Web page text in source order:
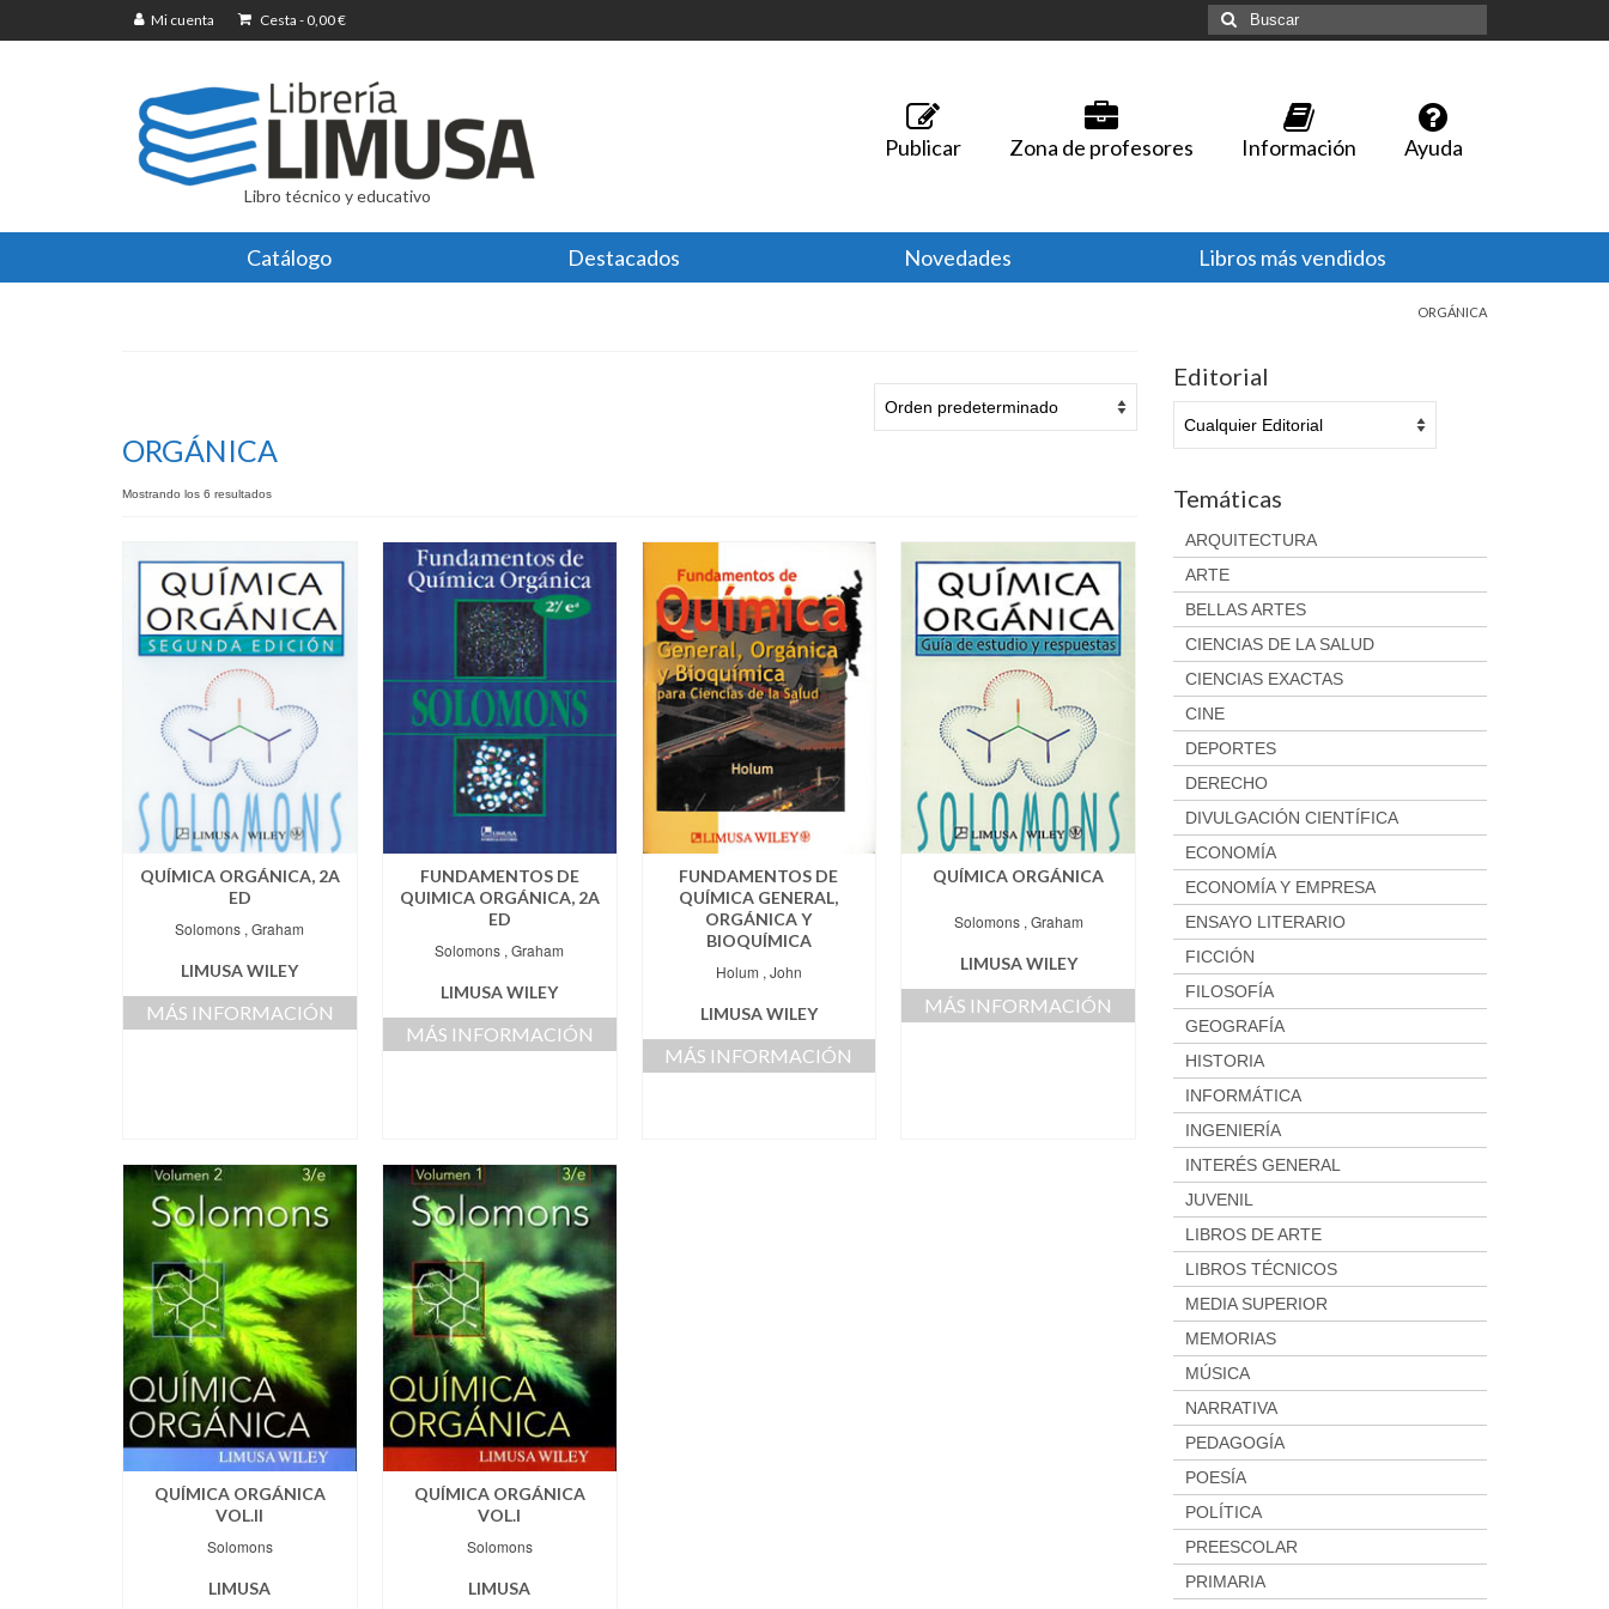
Mi cuenta Cesta - 0,00€
Buscar
por:
Libro técnico y educativo
Publicar Zona de profesores Información Ayuda
Catálogo Destacados Novedades Libros más vendidos
ORGÁNICA
ORGÁNICA
Mostrando los 6 resultados
QUÍMICA ORGÁNICA, 2A
ED
Solomons , Graham
LIMUSA WILEY
MÁS INFORMACIÓN
FUNDAMENTOS DE
QUIMICA ORGÁNICA, 2A
ED
Solomons , Graham
LIMUSA WILEY
MÁS INFORMACIÓN
FUNDAMENTOS DE
QUÍMICA GENERAL,
ORGÁNICA Y
BIOQUÍMICA
Holum , John
LIMUSA WILEY
MÁS INFORMACIÓN
QUÍMICA ORGÁNICA
Solomons , Graham
LIMUSA WILEY
MÁS INFORMACIÓN
QUÍMICA ORGÁNICA
VOL.II
Solomons
LIMUSA
QUÍMICA ORGÁNICA
VOL.I
Solomons
LIMUSA
Editorial
Temáticas
ARQUITECTURA
ARTE
BELLAS ARTES
CIENCIAS DE LA SALUD
CIENCIAS EXACTAS
CINE
DEPORTES
DERECHO
DIVULGACIÓN CIENTÍFICA
ECONOMÍA
ECONOMÍA Y EMPRESA
ENSAYO LITERARIO
FICCIÓN
FILOSOFÍA
GEOGRAFÍA
HISTORIA
INFORMÁTICA
INGENIERÍA
INTERÉS GENERAL
JUVENIL
LIBROS DE ARTE
LIBROS TÉCNICOS
MEDIA SUPERIOR
MEMORIAS
MÚSICA
NARRATIVA
PEDAGOGÍA
POESÍA
POLÍTICA
PREESCOLAR
PRIMARIA